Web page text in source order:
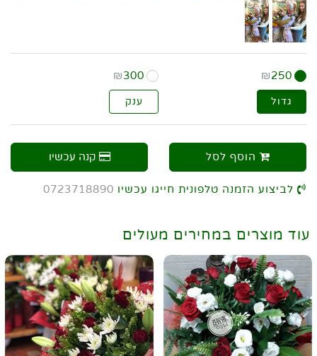
₪250
₪300
גדול ענק
הוסף לסל קנה עכשיו
לביצוע הזמנה טלפונית חייגו עכשיו 0723718890
עוד מוצרים במחירים מעולים